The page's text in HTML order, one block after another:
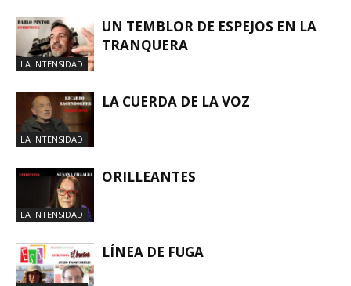
LA INTENSIDAD
UN TEMBLOR DE ESPEJOS EN LA
TRANQUERA
LA INTENSIDAD
LA CUERDA DE LA VOZ
LA INTENSIDAD
ORILLEANTES
LÍNEA DE FUGA